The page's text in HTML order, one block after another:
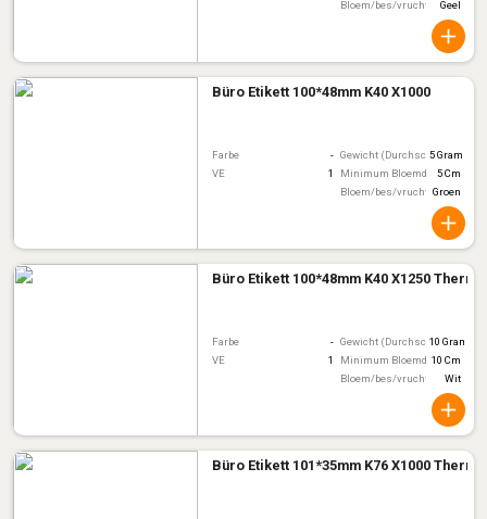
Bloem/bes/vruchtkleur
Geel
Büro Etikett 100*48mm K40 X1000
Farbe - Gewicht (Durchschnitt)
5 Gram
VE
1 Minimum Bloemdiameter
5 Cm
Bloem/bes/vruchtkleur
Groen
Büro Etikett 100*48mm K40 X1250 Thermo
Farbe - Gewicht (Durchschnitt)
10 Gram
VE
1 Minimum Bloemdiameter
10 Cm
Bloem/bes/vruchtkleurWit
Büro Etikett 101*35mm K76 X1000 Thermo